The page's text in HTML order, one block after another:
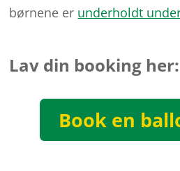
børnene er underholdt
Lav din booking her:
Book en